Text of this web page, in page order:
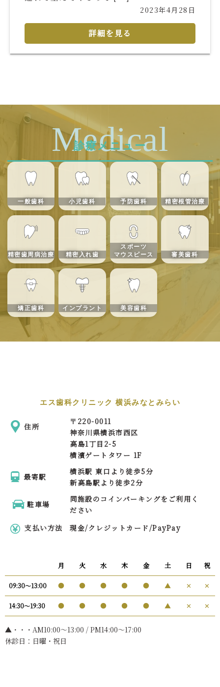
2023年4月28日
詳細を見る
診療メニュー
Medical
一般歯科 小児歯科 予防歯科 精密根管治療
精密歯周病治療 精密入れ歯
スポーツ
マウスピース
審美歯科
矯正歯科 インプラント 美容歯科
エス歯科クリニック 横浜みなとみらい
住所
〒 220-0011
神奈川県横浜市西区
高島1丁目2-5
横濱ゲートタワー 1F
最寄駅
横浜駅 東口より徒歩5分
新高島駅より徒歩2分
駐車場
同施設のコインパーキングをご利用く
ださい
支払い方法
現金/クレジットカード/PayPay
月 火 水 木 金 土 日 祝
09:30〜13:00 ● ● ● ● ● ▲ ✕ ✕
14:30〜19:30 ● ● ● ● ● ▲ ✕ ✕
▲・・・AM10:00〜13:00 / PM14:00～17:00
休診日：日曜・祝日